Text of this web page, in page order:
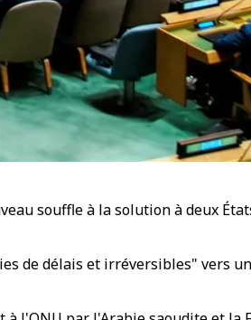
souffle à la solution à deux
de délais et irréversibles" vers